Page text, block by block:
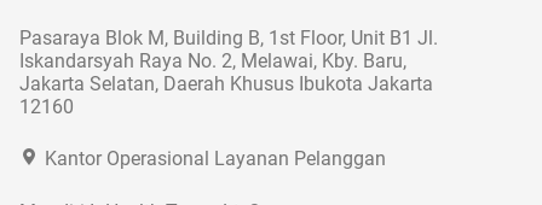
Pasaraya Blok M, Building B, 1st Floor, Unit B1 Jl.
Iskandarsyah Raya No. 2, Melawai, Kby. Baru,
Jakarta Selatan, Daerah Khusus Ibukota Jakarta
12160
Kantor Operasional Layanan Pelanggan